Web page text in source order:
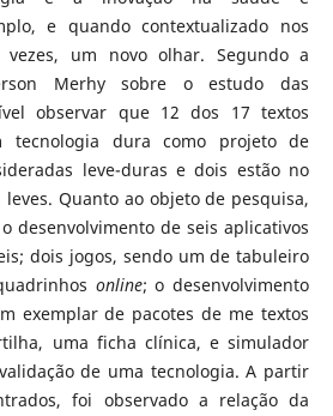
e quando contextualizado nos
um novo olhar. Segundo a
Merhy sobre o estudo das
observar que 12 dos 17 textos
tecnologia dura como projeto de
leve-duras e dois estão no
Quanto ao objeto de pesquisa,
desenvolvimento de seis aplicativos
dois jogos, sendo um de tabuleiro
online; o desenvolvimento
exemplar de pacotes de me textos
uma ficha clínica, e simulador
de uma tecnologia. A partir
foi observado a relação da